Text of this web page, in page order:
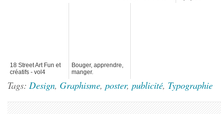
18 Street Art Fun et
créatifs - vol4
Bouger, apprendre,
manger.
Tags: Design, Graphisme, poster, publicité, Typographie